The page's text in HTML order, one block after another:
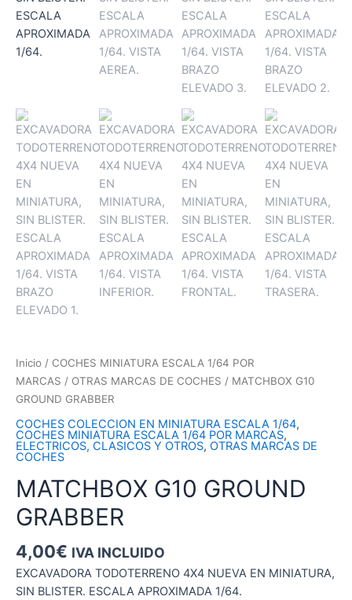
Inicio / COCHES MINIATURA ESCALA 1/64 POR
MARCAS / OTRAS MARCAS DE COCHES / MATCHBOX G10
GROUND GRABBER
COCHES COLECCION EN MINIATURA ESCALA 1/64,
COCHES MINIATURA ESCALA 1/64 POR MARCAS,
ELECTRICOS, CLASICOS Y OTROS, OTRAS MARCAS DE
COCHES
MATCHBOX G10 GROUND
GRABBER
4,00€ IVA INCLUIDO
EXCAVADORA TODOTERRENO 4X4 NUEVA EN MINIATURA,
SIN BLISTER. ESCALA APROXIMADA 1/64.